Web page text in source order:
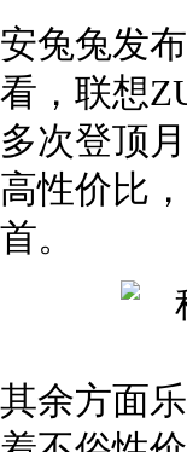
安兔兔发
看，联想
多次登顶
高性价比
首。
其余方面